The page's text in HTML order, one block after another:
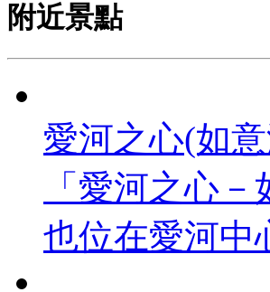
附近景點
愛河之心(如
「愛河之心
也位在愛河中